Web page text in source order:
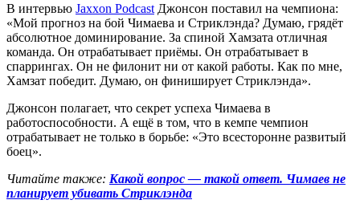
В интервью Jaxxon Podcast Джонсон поставил на чемпиона:
«Мой прогноз на бой Чимаева и Стриклэнда? Думаю, грядёт
абсолютное доминирование. За спиной Хамзата отличная
команда. Он отрабатывает приёмы. Он отрабатывает в
спаррингах. Он не филонит ни от какой работы. Как по мне,
Хамзат победит. Думаю, он финиширует Стриклэнда».
Джонсон полагает, что секрет успеха Чимаева в
работоспособности. А ещё в том, что в кемпе чемпион
отрабатывает не только в борьбе: «Это всесторонне развитый
боец».
Читайте также: Какой вопрос — такой ответ. Чимаев не
планирует убивать Стриклэнда